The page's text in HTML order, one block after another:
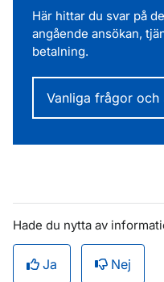
Här hittar du svar på
angående ansökan,
betalning.
Vanliga frågor och
Hade du nytta av
Ja Nej